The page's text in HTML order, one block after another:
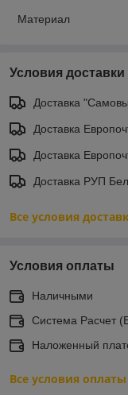
Материал
Условия доставки
Доставка
Доставка
Доставка
Доставка РУП
Все условия
Условия оплаты
Наличными
Система Расчет
Наложенный
Все условия оплаты